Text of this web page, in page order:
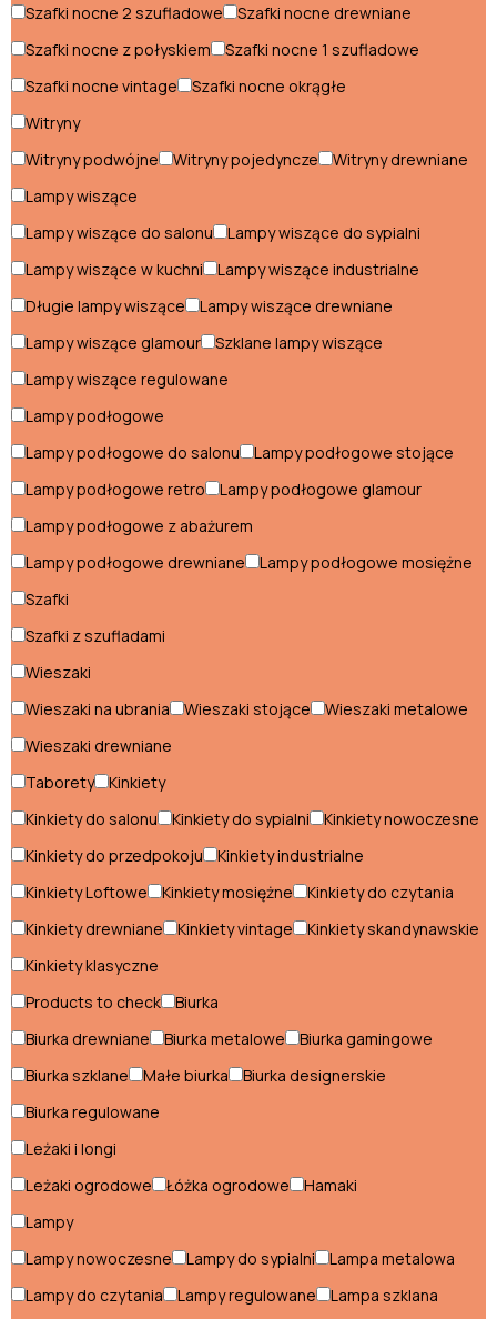
Ławki do przedpokoju
Lustra do przedpokoju
Meblościanki do przedpokoju
Pufy do przedpokoju
Regały do przedpokoju
Szafy do przedpokoju
Wieszaki do przedpokoju
Salon
Fotele do salonu
Komody do salonu
Kredensy do salonu
Krzesła do salonu
Półki do salonu
Pufy do salonu
Regały do salonu
Stoliki do salonu
Stoliki kawowe
Stoły do salonu
Szafki RTV do salonu
Szezlongi do salonu
Witryny do salonu
Fotele do sypialni
Komody do sypialni
Szafki nocne 2 szufladowe
Szafki nocne drewniane
Szafki nocne z połyskiem
Szafki nocne 1 szufladowe
Szafki nocne vintage
Szafki nocne okrągłe
Witryny
Witryny podwójne
Witryny pojedyncze
Witryny drewniane
Lampy wiszące
Lampy wiszące do salonu
Lampy wiszące do sypialni
Lampy wiszące w kuchni
Lampy wiszące industrialne
Długie lampy wiszące
Lampy wiszące drewniane
Lampy wiszące glamour
Szklane lampy wiszące
Lampy wiszące regulowane
Lampy podłogowe
Lampy podłogowe do salonu
Lampy podłogowe stojące
Lampy podłogowe retro
Lampy podłogowe glamour
Lampy podłogowe z abażurem
Lampy podłogowe drewniane
Lampy podłogowe mosiężne
Szafki
Szafki z szufladami
Wieszaki
Wieszaki na ubrania
Wieszaki stojące
Wieszaki metalowe
Wieszaki drewniane
Taborety
Kinkiety
Kinkiety do salonu
Kinkiety do sypialni
Kinkiety nowoczesne
Kinkiety do przedpokoju
Kinkiety industrialne
Kinkiety Loftowe
Kinkiety mosiężne
Kinkiety do czytania
Kinkiety drewniane
Kinkiety vintage
Kinkiety skandynawskie
Kinkiety klasyczne
Products to check
Biurka
Biurka drewniane
Biurka metalowe
Biurka gamingowe
Biurka szklane
Małe biurka
Biurka designerskie
Biurka regulowane
Leżaki i longi
Leżaki ogrodowe
Łóżka ogrodowe
Hamaki
Lampy
Lampy nowoczesne
Lampy do sypialni
Lampa metalowa
Lampy do czytania
Lampy regulowane
Lampa szklana